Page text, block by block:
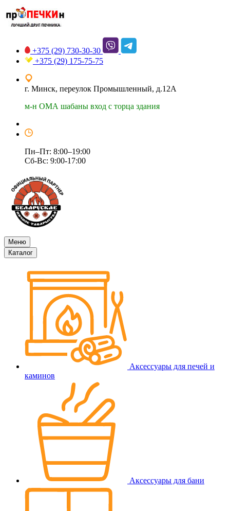
+375 (29) 730-30-30
+375 (29) 175-75-75
г. Минск, переулок Промышленный, д.12А
м-н ОМА шабаны вход с торца здания
Пн–Пт: 8:00–19:00
Сб-Вс: 9:00-17:00
Меню
Каталог
Аксессуары для печей и
каминов
Аксессуары для бани